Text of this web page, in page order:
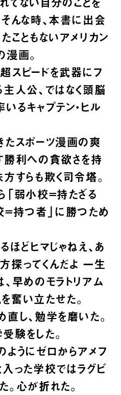
んな時、本書に出会
こともないアメリカン
漫画。
スピードを武器にフ
人公、ではなく頭脳
るキャプテン・ヒル
たスポーツ漫画の爽
勝利への貪欲さを持
すらも欺く司令塔。
「弱小校=持たざる
=持つ者」に勝つため
ほどヒマじゃねえ、あ
探ってくんだよ 一生
早めのモラトリアム
奮い立たせた。
し、勉学を磨いた。
験をした。
ようにゼロからアメフ
入った学校ではラグビ
。心が折れた。